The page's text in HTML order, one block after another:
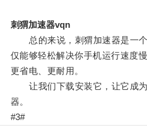
刺猬加速器vqn
总的来说，刺猬加速器是一个
仅能够轻松解决你手机运行速度
更省电、更耐用。
让我们下载安装它，让它成为
器。
#3#